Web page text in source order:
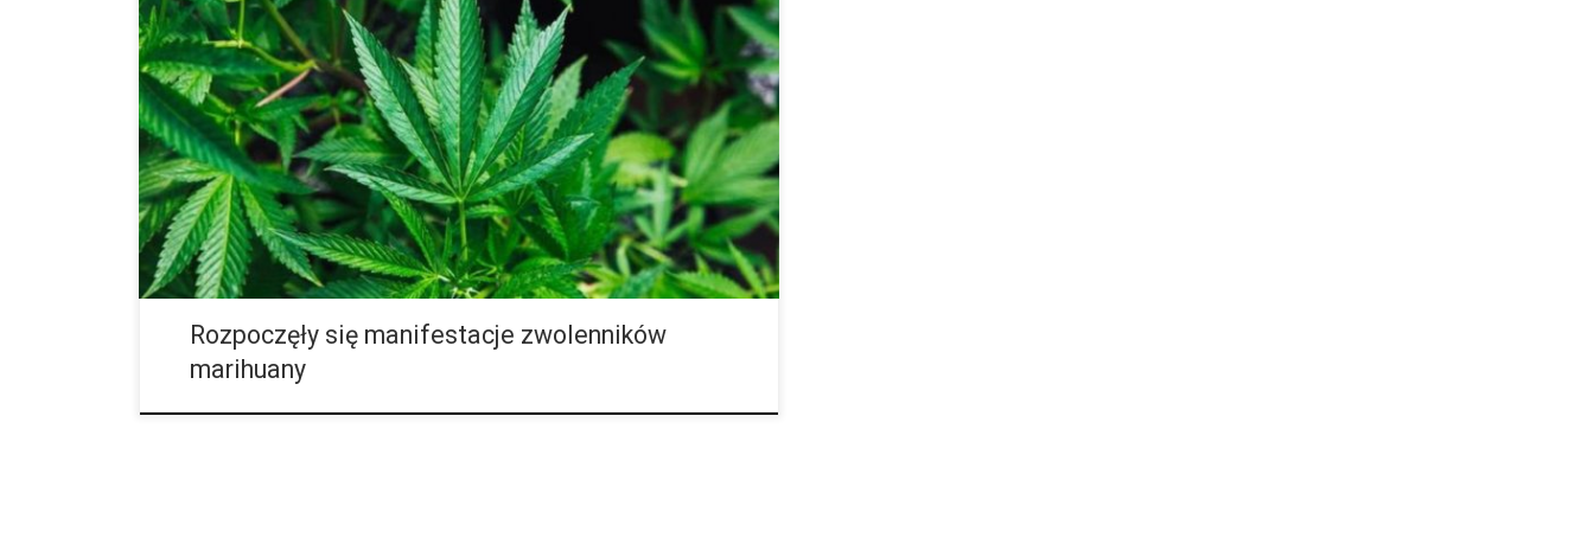
Inicjatywa Wolne Konopie pod dowództwem Tomasza Obary, w której udział bierze
około 200 osób, zaczęła manifestacje walcząc o legalizacje marihuany. Podczas
całej akcji można usłyszeć między innymi takie postulaty jak […]
Rozpoczęły się manifestacje zwolenników
marihuany